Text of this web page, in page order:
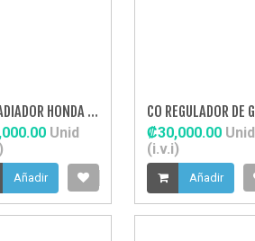
CO RADIADOR HONDA CIVIC 92 00 2 FILAS
Unid
Añadir
₡30,000.00 Unid
(i.v.i)
Añadir